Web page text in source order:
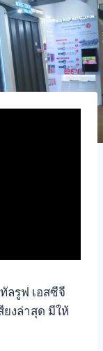
ลรูฟ เอสซีจี
ยงล่าสุด มีให้